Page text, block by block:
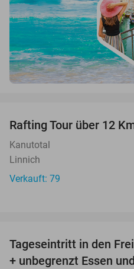
Rafting Tour über 12
Kanutotal
Linnich
Verkauft: 79
Tageseintritt in den
+ unbegrenzt Essen